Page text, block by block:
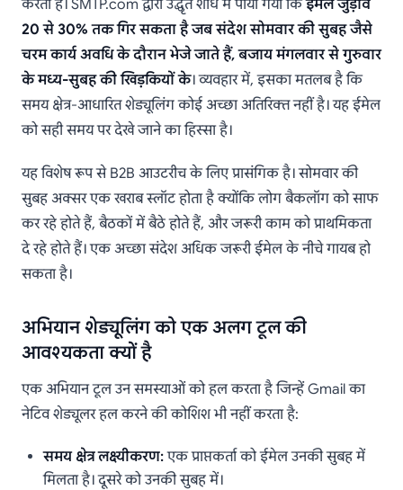
करता है। SMTP.com द्वारा उद्धृत शोध में पाया गया किईमेल जुड़ाव
20 से 30% तक गिर सकता है जब संदेश सोमवार की सुबह जैसे
चरम कार्य अवधि के दौरान भेजे जाते हैं, बजाय मंगलवार से गुरुवार
के मध्य-सुबह की खिड़कियों के। व्यवहार में, इसका मतलब है कि
समय क्षेत्र-आधारित शेड्यूलिंग कोई अच्छा अतिरिक्त नहीं है। यह ईमेल
को सही समय पर देखे जाने का हिस्सा है।
यह विशेष रूप से B2B आउटरीच के लिए प्रासंगिक है। सोमवार की
सुबह अक्सर एक खराब स्लॉट होता है क्योंकि लोग बैकलॉग को साफ
कर रहे होते हैं, बैठकों में बैठे होते हैं, और जरूरी काम को प्राथमिकता
दे रहे होते हैं। एक अच्छा संदेश अधिक जरूरी ईमेल के नीचे गायब हो
सकता है।
अभियान शेड्यूलिंग को एक अलग टूल की
आवश्यकता क्यों है
एक अभियान टूल उन समस्याओं को हल करता है जिन्हें Gmail का
नेटिव शेड्यूलर हल करने की कोशिश भी नहीं करता है:
समय क्षेत्र लक्ष्यीकरण:एक प्राप्तकर्ता को ईमेल उनकी सुबह में
मिलता है। दूसरे को उनकी सुबह में।